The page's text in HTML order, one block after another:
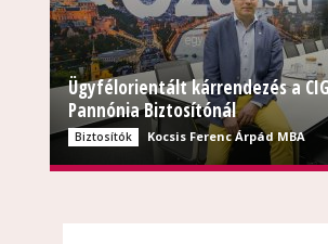
Ügyfélorientált kárrendezés a CIG
Pannónia Biztosítónál
Biztosítók Kocsis Ferenc Árpád MBA